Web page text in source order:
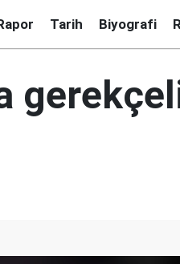
Tarih Biyografi